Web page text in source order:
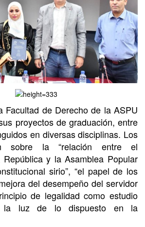
Facultad de Derecho de la ASPU
proyectos de graduación, entre
en diversas disciplinas. Los
sobre la “relación entre el
y la Asamblea Popular
sirio”, “el papel de los
del desempeño del servidor
de legalidad como estudio
la luz de lo dispuesto en la